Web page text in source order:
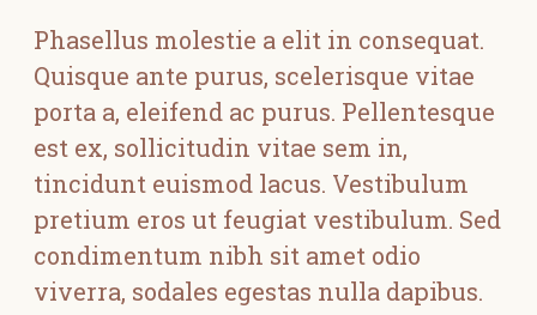
Phasellus molestie a elit in consequat.
Quisque ante purus, scelerisque vitae
porta a, eleifend ac purus. Pellentesque
est ex, sollicitudin vitae sem in,
tincidunt euismod lacus. Vestibulum
pretium eros ut feugiat vestibulum. Sed
condimentum nibh sit amet odio
viverra, sodales egestas nulla dapibus.